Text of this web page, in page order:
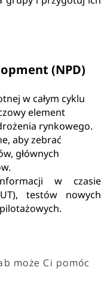
(NPD)
w całym cyklu
element
rynkowego.
aby zebrać
głównych
w czasie
testów nowych
może Ci pomóc